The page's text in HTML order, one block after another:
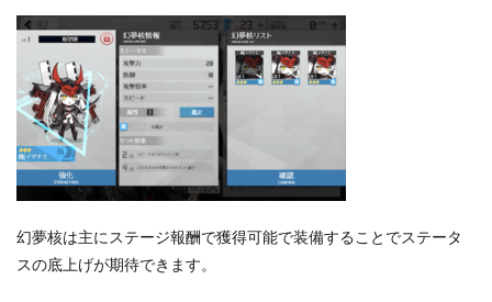
幻夢核は主にステージ報酬で獲得可能で装備することでステータ
スの底上げが期待できます。